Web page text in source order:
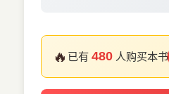
🔥 已有480 人购买本书